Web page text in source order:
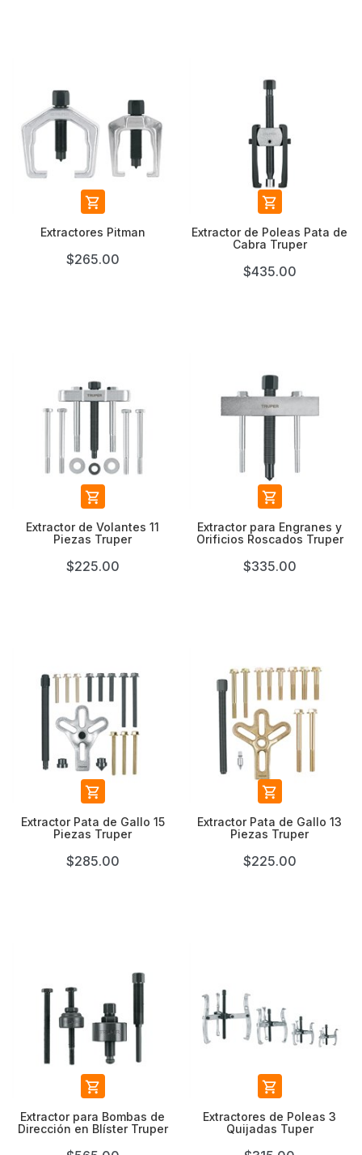

Extractores Pitman
$265.00

Extractor de Poleas Pata de
Cabra Truper
$435.00

Extractor de Volantes 11
Piezas Truper
$225.00

Extractor para Engranes y
Orificios Roscados Truper
$335.00

Extractor Pata de Gallo 15
Piezas Truper
$285.00

Extractor Pata de Gallo 13
Piezas Truper
$225.00

Extractor para Bombas de
Dirección en Blíster Truper

Extractores de Poleas 3
Quijadas Tuper